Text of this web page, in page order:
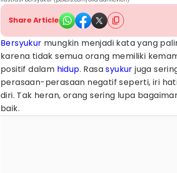
Share Article
Bersyukur mungkin menjadi kata yang
karena tidak semua orang memiliki
positif dalam hidup. Rasasyukur juga
perasaan-perasaan negatif seperti, iri
diri. Tak heran, orang sering lupa
baik.